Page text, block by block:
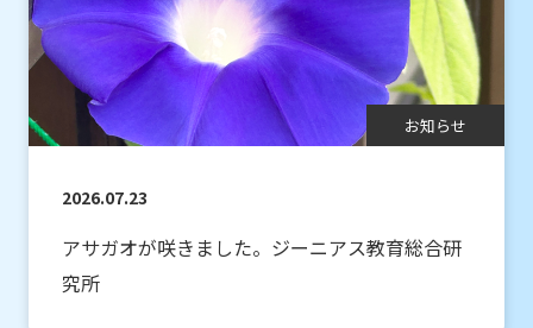
お知らせ
2026.07.23
アサガオが咲きました。ジーニアス教育総合研
究所